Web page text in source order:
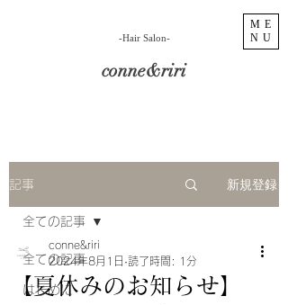
ME
NU
conne&riri
​-Hair Salon-
記事 新規登録
全ての記事
はじめに
全ての記事
【夏休みのお知らせ】
conne&riri
2024年8月1日 読了時間: 1分